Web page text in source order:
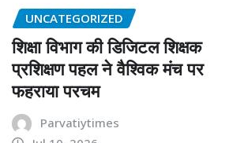
UNCATEGORIZED
शिक्षा विभाग की डिजिटल शिक्षक
प्रशिक्षण पहल ने वैश्विक मंच पर
फहराया परचम
Parvatiytimes